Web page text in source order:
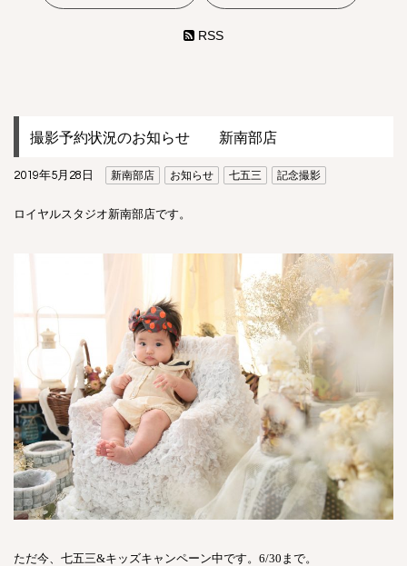
撮影予約状況のお知らせ 新南部店
2019年5月28日 新南部店 お知らせ 七五三 記念撮影
ロイヤルスタジオ新南部店です。
ただ今、七五三&キッズキャンペーン中です。6/30まで。
RSS